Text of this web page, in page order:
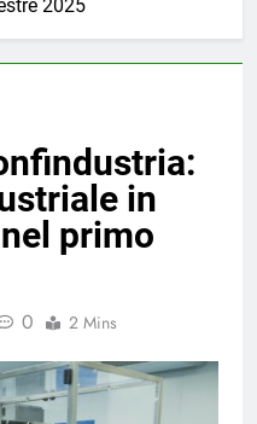
2025
in
primo
0 2 Mins